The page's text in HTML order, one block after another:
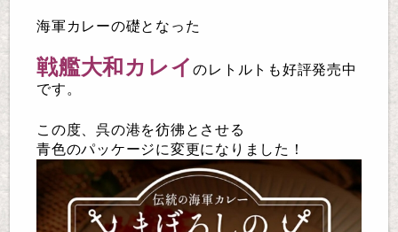
海軍カレーの礎となった
戦艦大和カレイのレトルトも好評発売中
です。
この度、呉の港を彷彿とさせる
青色のパッケージに変更になりました！